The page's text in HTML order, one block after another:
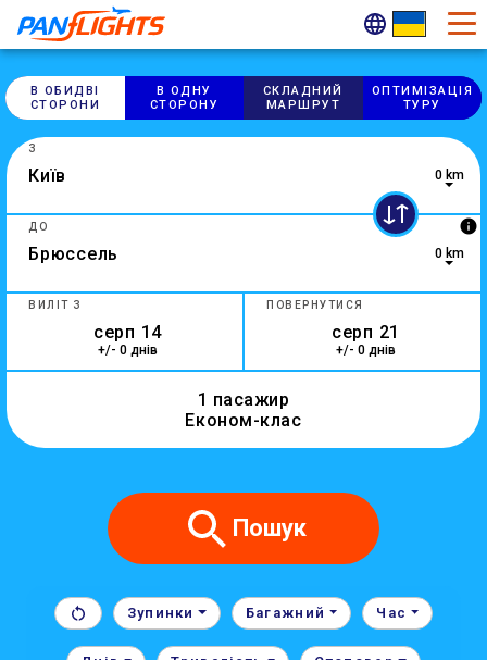
В ОБИДВІ
СТОРОНИ
В ОДНУ
СТОРОНУ
СКЛАДНИЙ
МАРШРУТ
ОПТИМІ​ЗАЦІЯ
ТУРУ
0 results are available, use up and down arrow keys to
З
0 km
4 results are available, use up and down arrow keys to
ДО info
0 km
ВИЛІТ З
+/- 0 днів
ПОВЕРНУТИСЯ
+/- 0 днів
1 пасажир
Економ-клас
Пошук
Зупинки Багажний Час